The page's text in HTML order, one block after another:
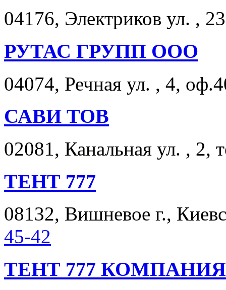
04176, Электриков ул. ,
РУТАС ГРУПП ООО
04074, Речная ул. , 4,
САВИ ТОВ
02081, Канальная ул. , 2,
ТЕНТ 777
08132, Вишневое г.,
45-42
ТЕНТ 777 КОМПАНИЯ